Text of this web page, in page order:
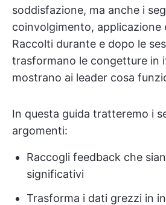
soddisfazione, ma anche i
coinvolgimento, applicazione
Raccolti durante e dopo le
trasformano le congetture in
mostrano ai leader cosa
In questa guida tratteremo i
argomenti:
Raccogli feedback che
significativi
Trasforma i dati grezzi in